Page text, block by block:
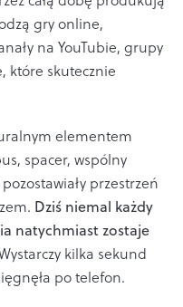
gry online,
na YouTubie, grupy
które skutecznie
elementem
spacer, wspólny
przestrzeń
Dziś niemal każdy
natychmiast zostaje
kilka sekund
po telefon.